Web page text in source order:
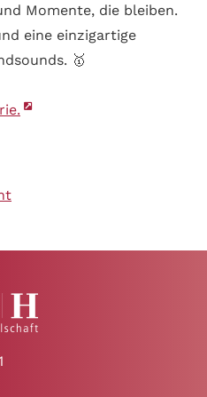
Momente, die bleiben.
eine einzigartige
🥇